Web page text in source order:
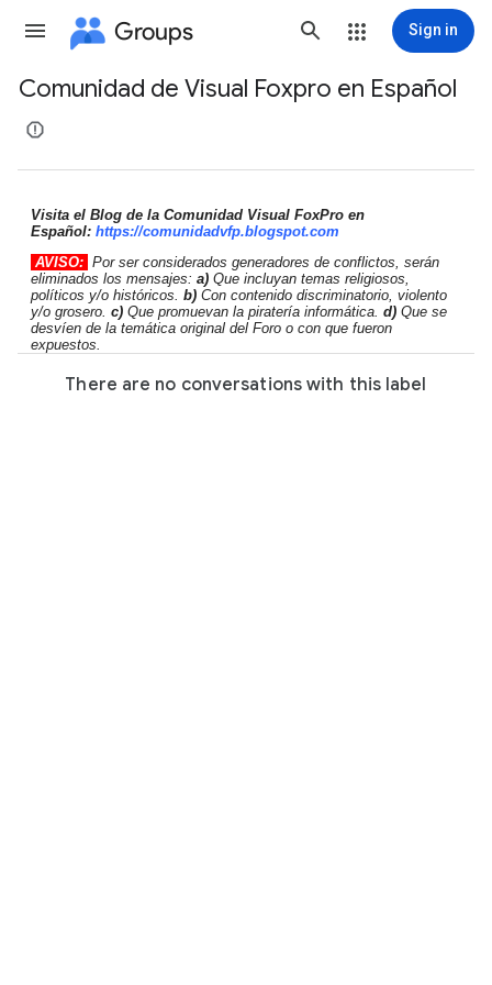
Groups Sign in
Group
path
Comunidad de Visual Foxpro en Español
Visita el Blog de la Comunidad Visual FoxPro en
Español: https://comunidadvfp.blogspot.com
AVISO: Por ser considerados generadores de conflictos, serán
eliminados los mensajes: a) Que incluyan temas religiosos,
políticos y/o históricos. b) Con contenido discriminatorio, violento
y/o grosero. c) Que promuevan la piratería informática. d) Que se
desvíen de la temática original del Foro o con que fueron
expuestos.
There are no conversations with this label